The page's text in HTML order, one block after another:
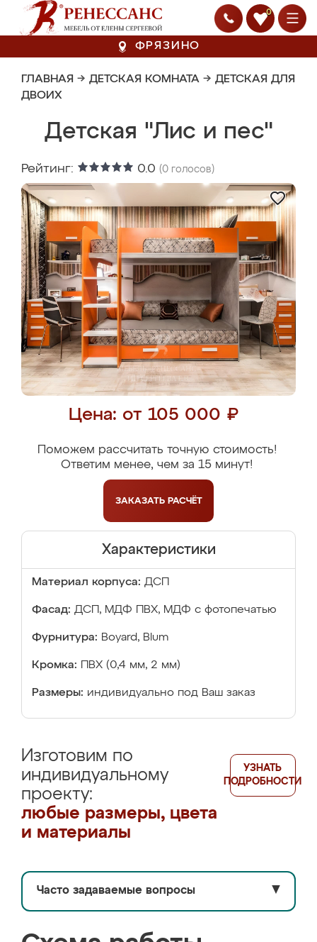
0
ФРЯЗИНО
ГЛАВНАЯ → ДЕТСКАЯ КОМНАТА → ДЕТСКАЯ ДЛЯ
ДВОИХ
Детская "Лис и пес"
Рейтинг: 0.0 (0 голосов)
Цена: от 105 000 ₽
Поможем рассчитать точную стоимость!
Ответим менее, чем за 15 минут!
ЗАКАЗАТЬ РАСЧЁТ
Характеристики
Материал корпуса: ДСП
Фасад: ДСП, МДФ ПВХ, МДФ с фотопечатью
Фурнитура: Boyard, Blum
Кромка: ПВХ (0,4 мм, 2 мм)
Размеры: индивидуально под Ваш заказ
Изготовим по
индивидуальному
проекту:
любые размеры, цвета
и материалы
УЗНАТЬ
ПОДРОБНОСТИ
Часто задаваемые вопросы ▼